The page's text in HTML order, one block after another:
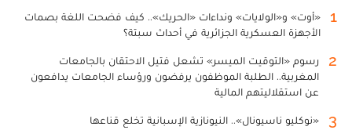
1
«أوت» و«الولايات» ونداءات «الحريك».. كيف فضحت اللغة بصمات
الأجهزة العسكرية الجزائرية في أحداث سبتة؟
2
رسوم «التوقيت الميسر» تشعل فتيل الاحتقان بالجامعات
المغربية.. الطلبة الموظفون يرفضون ورؤساء الجامعات يدافعون
عن استقلاليتهم المالية
3 «نوكليو ناسيونال».. النيونازية الإسبانية تخلع قناعها